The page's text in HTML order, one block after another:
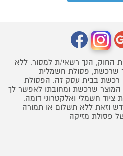
החוק, הנך רשאי/ת למסור, ללא
שרכשת, פסולת חשמלית
רכשת בבית עסק זה. הפסולת
שרכשת ומחובתו לאפשר לך
חשמלי ואלקטרוני דומה,
וזאת ללא תשלום או תמורה
פסולת מזיקה